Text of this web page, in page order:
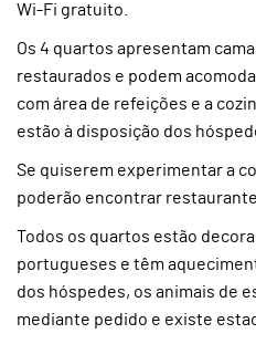
Wi-Fi gratuito.
Os 4 quartos apresentam
restaurados e podem
com área de refeições e a
estão à disposição dos
Se quiserem experimentar a
poderão encontrar
Todos os quartos estão
portugueses e têm
dos hóspedes, os animais de
mediante pedido e existe